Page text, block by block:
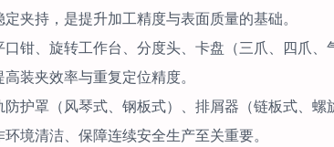
夹持，是提升加工精度与表面质量的基础。
口钳、旋转工作台、分度头、卡盘（三爪、四爪
装夹效率与重复定位精度。
防护罩（风琴式、钢板式）、排屑器（链板式、
境清洁、保障连续安全生产至关重要。